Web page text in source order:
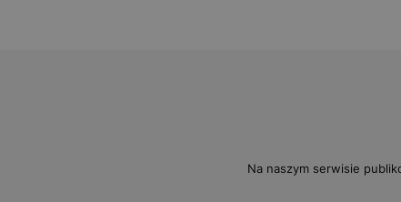
Na naszym serwisie